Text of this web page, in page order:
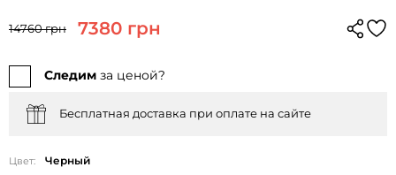
14760 грн 7380 грн
Следим за ценой?
Бесплатная доставка при оплате на сайте
Цвет: Черный